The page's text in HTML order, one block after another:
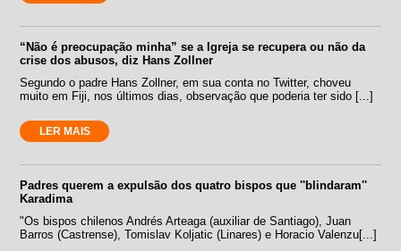
“Não é preocupação minha” se a Igreja se recupera ou não da
crise dos abusos, diz Hans Zollner
Segundo o padre Hans Zollner, em sua conta no Twitter, choveu
muito em Fiji, nos últimos dias, observação que poderia ter sido [...]
LER MAIS
Padres querem a expulsão dos quatro bispos que ''blindaram''
Karadima
"Os bispos chilenos Andrés Arteaga (auxiliar de Santiago), Juan
Barros (Castrense), Tomislav Koljatic (Linares) e Horacio Valenzu[...]